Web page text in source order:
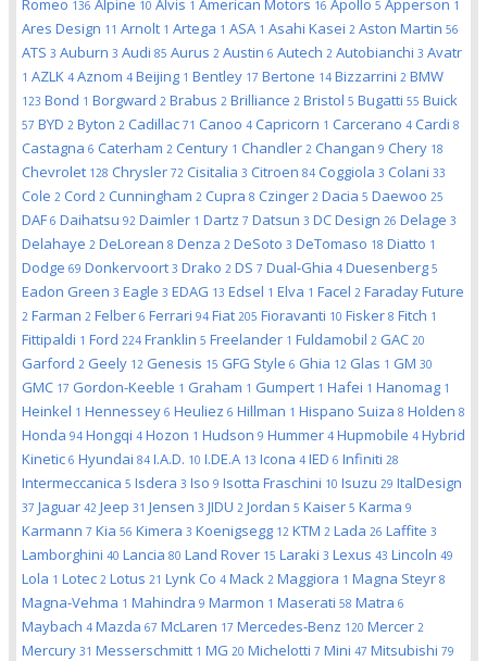
Romeo 136 Alpine 10 Alvis 1 American Motors 16 Apollo 5 Apperson 1
Ares Design 11 Arnolt 1 Artega 1 ASA 1 Asahi Kasei 2 Aston Martin 56
ATS 3 Auburn 3 Audi 85 Aurus 2 Austin 6 Autech 2 Autobianchi 3 Avatr
1 AZLK 4 Aznom 4 Beijing 1 Bentley 17 Bertone 14 Bizzarrini 2 BMW
123 Bond 1 Borgward 2 Brabus 2 Brilliance 2 Bristol 5 Bugatti 55 Buick
57 BYD 2 Byton 2 Cadillac 71 Canoo 4 Capricorn 1 Carcerano 4 Cardi 8
Castagna 6 Caterham 2 Century 1 Chandler 2 Changan 9 Chery 18
Chevrolet 128 Chrysler 72 Cisitalia 3 Citroen 84 Coggiola 3 Colani 33
Cole 2 Cord 2 Cunningham 2 Cupra 8 Czinger 2 Dacia 5 Daewoo 25
DAF 6 Daihatsu 92 Daimler 1 Dartz 7 Datsun 3 DC Design 26 Delage 3
Delahaye 2 DeLorean 8 Denza 2 DeSoto 3 DeTomaso 18 Diatto 1
Dodge 69 Donkervoort 3 Drako 2 DS 7 Dual-Ghia 4 Duesenberg 5
Eadon Green 3 Eagle 3 EDAG 13 Edsel 1 Elva 1 Facel 2 Faraday Future
2 Farman 2 Felber 6 Ferrari 94 Fiat 205 Fioravanti 10 Fisker 8 Fitch 1
Fittipaldi 1 Ford 224 Franklin 5 Freelander 1 Fuldamobil 2 GAC 20
Garford 2 Geely 12 Genesis 15 GFG Style 6 Ghia 12 Glas 1 GM 30
GMC 17 Gordon-Keeble 1 Graham 1 Gumpert 1 Hafei 1 Hanomag 1
Heinkel 1 Hennessey 6 Heuliez 6 Hillman 1 Hispano Suiza 8 Holden 8
Honda 94 Hongqi 4 Hozon 1 Hudson 9 Hummer 4 Hupmobile 4 Hybrid
Kinetic 6 Hyundai 84 I.A.D. 10 I.DE.A 13 Icona 4 IED 6 Infiniti 28
Intermeccanica 5 Isdera 3 Iso 9 Isotta Fraschini 10 Isuzu 29 ItalDesign
37 Jaguar 42 Jeep 31 Jensen 3 JIDU 2 Jordan 5 Kaiser 5 Karma 9
Karmann 7 Kia 56 Kimera 3 Koenigsegg 12 KTM 2 Lada 26 Laffite 3
Lamborghini 40 Lancia 80 Land Rover 15 Laraki 3 Lexus 43 Lincoln 49
Lola 1 Lotec 2 Lotus 21 Lynk Co 4 Mack 2 Maggiora 1 Magna Steyr 8
Magna-Vehma 1 Mahindra 9 Marmon 1 Maserati 58 Matra 6
Maybach 4 Mazda 67 McLaren 17 Mercedes-Benz 120 Mercer 2
Mercury 31 Messerschmitt 1 MG 20 Michelotti 7 Mini 47 Mitsubishi 79